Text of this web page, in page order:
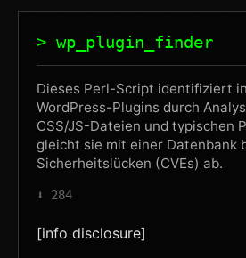
> wp_plugin_finder
Dieses Perl-Script identifiziert
WordPress-Plugins durch
CSS/JS-Dateien und typischen
gleicht sie mit einer Datenbank
Sicherheitslücken (CVEs) ab.
⬇️ 284
[info disclosure]